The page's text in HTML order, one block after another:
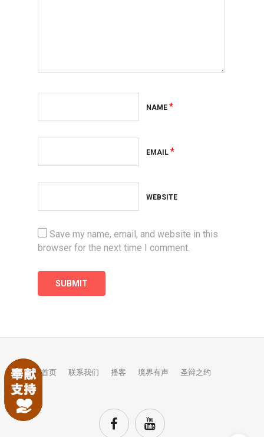
NAME *
EMAIL *
WEBSITE
Save my name, email, and website in this
browser for the next time I comment.
首页 联系我们 播客 境界有声 圣辩之约